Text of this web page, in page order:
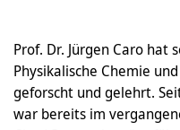
Prof. Dr. Jürgen Caro
Physikalische Chemie
geforscht und gelehrt.
war bereits im